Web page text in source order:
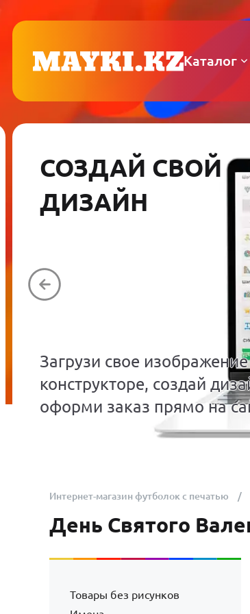
Каталог
СОЗДАЙ СВОЙ
ДИЗАЙН
Загрузи свое
конструкторе, создай
оформи заказ прямо на
Интернет-магазин футболок с печатью
День Святого
Товары без рисунков